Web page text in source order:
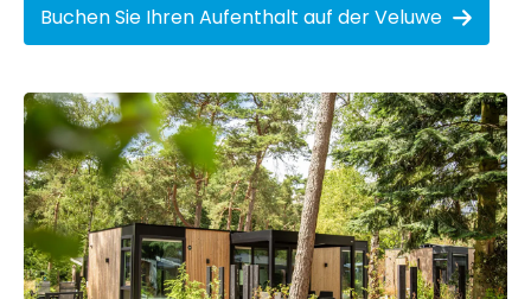
Buchen Sie Ihren Aufenthalt auf der Veluwe